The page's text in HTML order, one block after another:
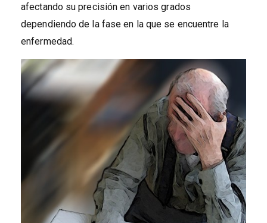
afectando su precisión en varios grados
dependiendo de la fase en la que se encuentre la
enfermedad.